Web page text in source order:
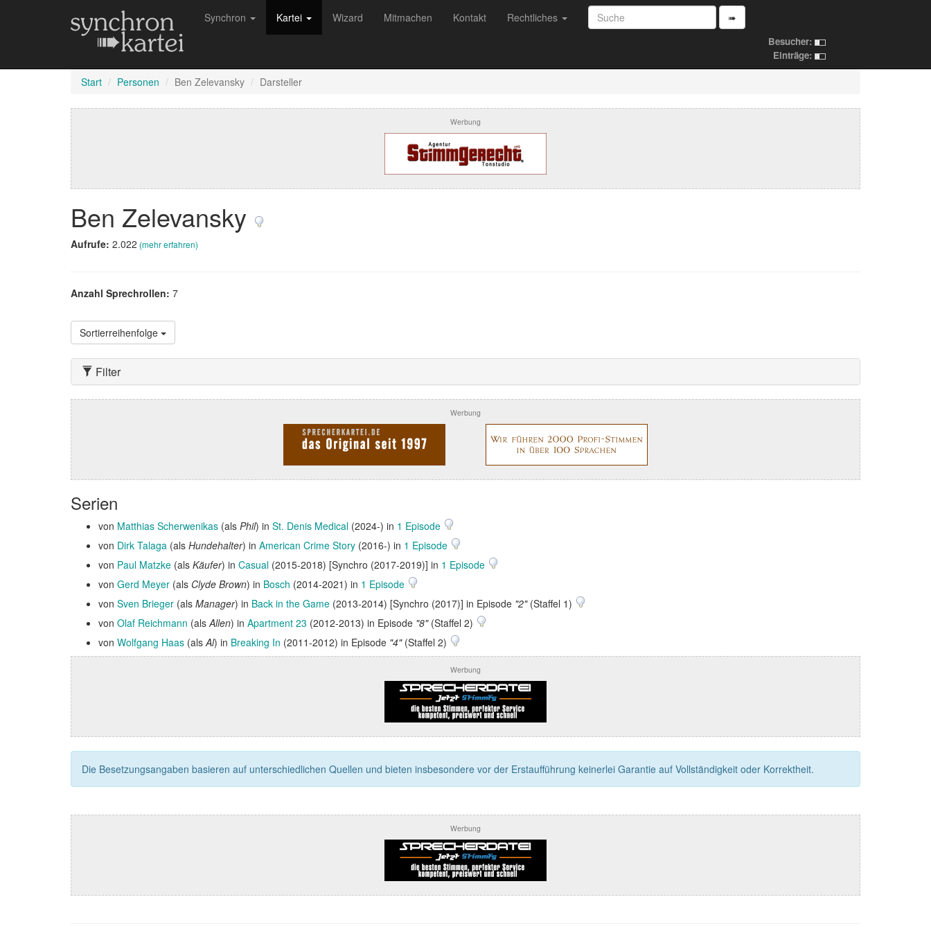
Synchron Kartei Wizard Mitmachen Kontakt Rechtliches ➠
Besucher:
Einträge:
Start Personen Ben Zelevansky Darsteller
Werbung
Ben Zelevansky
Aufrufe: 2.022 (mehr erfahren)
Anzahl Sprechrollen: 7
Sortierreihenfolge
Filter
Werbung
Serien
von Matthias Scherwenikas (als Phil) in St. Denis Medical (2024-) in 1 Episode
von Dirk Talaga (als Hundehalter) in American Crime Story (2016-) in 1 Episode
von Paul Matzke (als Käufer) in Casual (2015-2018) [Synchro (2017-2019)] in 1 Episode
von Gerd Meyer (als Clyde Brown) in Bosch (2014-2021) in 1 Episode
von Sven Brieger (als Manager) in Back in the Game (2013-2014) [Synchro (2017)] in Episode "2"(Staffel 1)
von Olaf Reichmann (alsAllen) in Apartment 23 (2012-2013) in Episode "8"(Staffel 2)
von Wolfgang Haas (alsAl) in Breaking In (2011-2012) in Episode "4"(Staffel 2)
Werbung
Die Besetzungsangaben basieren auf unterschiedlichen Quellen und bieten insbesondere vor der Erstaufführung keinerlei Garantie auf Vollständigkeit oder Korrektheit.
Werbung